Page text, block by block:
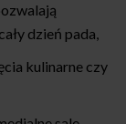
dzień pada,
kulinarne czy